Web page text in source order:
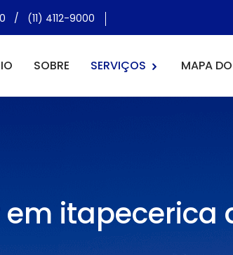
/ (11) 4112-9000
SOBRE SERVIÇOS MAPA
itapecerica